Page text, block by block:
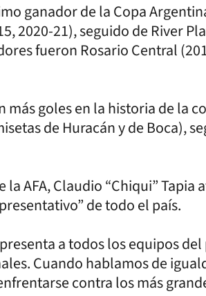
ganador de la Copa
2020-21), seguido de River
fueron Rosario Central
más goles en la historia de la
de Huracán y de Boca),
la AFA, Claudio “Chiqui”
de todo el país.
a todos los equipos
Cuando hablamos de
contra los más